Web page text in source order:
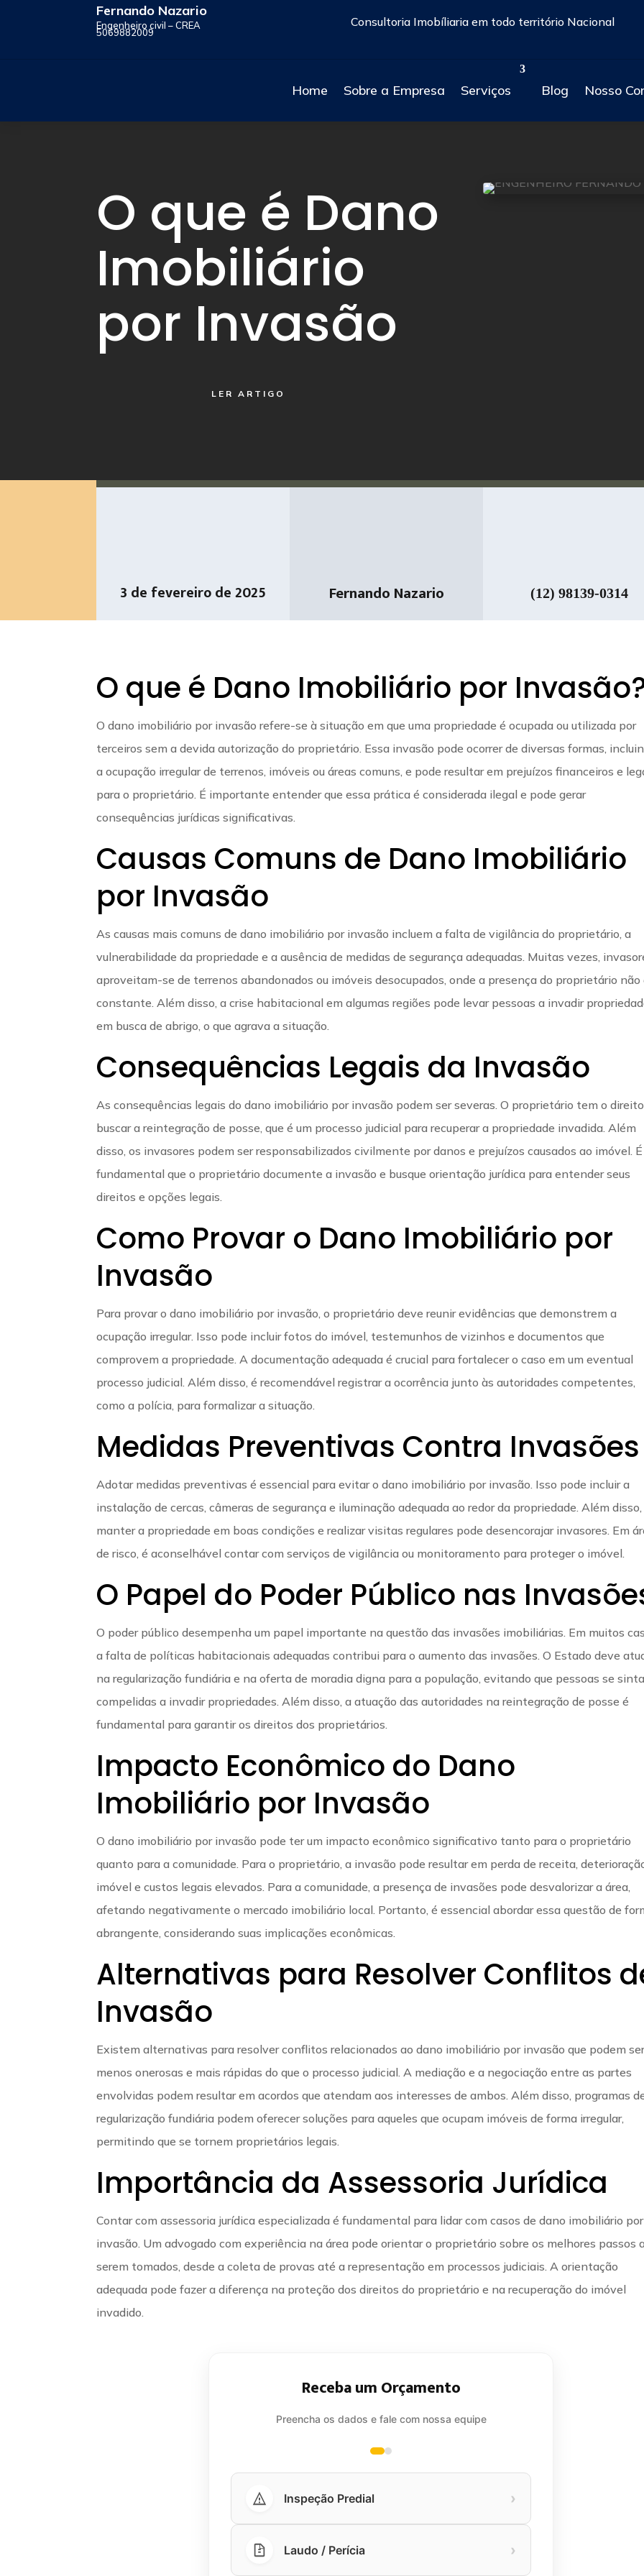
Fernando Nazario
Engenheiro civil – CREA
5069882009
Consultoria Imobíliaria em todo território Nacional
Home Sobre a Empresa Serviços Blog Nosso
O que é Dano
Imobiliário
por Invasão
LER ARTIGO
3 de fevereiro de 2025 Fernando Nazario (12) 98139-0314
O que é Dano Imobiliário por
O dano imobiliário por invasão refere-se à situação em que uma propriedade é ocupada ou utilizada por
terceiros sem a devida autorização do proprietário. Essa invasão pode ocorrer de diversas formas,
a ocupação irregular de terrenos, imóveis ou áreas comuns, e pode resultar em prejuízos financeiros e
para o proprietário. É importante entender que essa prática é considerada ilegal e pode gerar
consequências jurídicas significativas.
Causas Comuns de Dano Imobiliário
por Invasão
As causas mais comuns de dano imobiliário por invasão incluem a falta de vigilância do proprietário, a
vulnerabilidade da propriedade e a ausência de medidas de segurança adequadas. Muitas vezes,
aproveitam-se de terrenos abandonados ou imóveis desocupados, onde a presença do proprietário não
constante. Além disso, a crise habitacional em algumas regiões pode levar pessoas a invadir
em busca de abrigo, o que agrava a situação.
Consequências Legais da Invasão
As consequências legais do dano imobiliário por invasão podem ser severas. O proprietário tem o
buscar a reintegração de posse, que é um processo judicial para recuperar a propriedade invadida. Além
disso, os invasores podem ser responsabilizados civilmente por danos e prejuízos causados ao imóvel. É
fundamental que o proprietário documente a invasão e busque orientação jurídica para entender seus
direitos e opções legais.
Como Provar o Dano Imobiliário por
Invasão
Para provar o dano imobiliário por invasão, o proprietário deve reunir evidências que demonstrem a
ocupação irregular. Isso pode incluir fotos do imóvel, testemunhos de vizinhos e documentos que
comprovem a propriedade. A documentação adequada é crucial para fortalecer o caso em um eventual
processo judicial. Além disso, é recomendável registrar a ocorrência junto às autoridades competentes,
como a polícia, para formalizar a situação.
Medidas Preventivas Contra Invasões
Adotar medidas preventivas é essencial para evitar o dano imobiliário por invasão. Isso pode incluir a
instalação de cercas, câmeras de segurança e iluminação adequada ao redor da propriedade. Além disso,
manter a propriedade em boas condições e realizar visitas regulares pode desencorajar invasores. Em
de risco, é aconselhável contar com serviços de vigilância ou monitoramento para proteger o imóvel.
O Papel do Poder Público nas
O poder público desempenha um papel importante na questão das invasões imobiliárias. Em muitos
a falta de políticas habitacionais adequadas contribui para o aumento das invasões. O Estado deve
na regularização fundiária e na oferta de moradia digna para a população, evitando que pessoas se
compelidas a invadir propriedades. Além disso, a atuação das autoridades na reintegração de posse é
fundamental para garantir os direitos dos proprietários.
Impacto Econômico do Dano
Imobiliário por Invasão
O dano imobiliário por invasão pode ter um impacto econômico significativo tanto para o proprietário
quanto para a comunidade. Para o proprietário, a invasão pode resultar em perda de receita,
imóvel e custos legais elevados. Para a comunidade, a presença de invasões pode desvalorizar a área,
afetando negativamente o mercado imobiliário local. Portanto, é essencial abordar essa questão de
abrangente, considerando suas implicações econômicas.
Alternativas para Resolver Conflitos
Invasão
Existem alternativas para resolver conflitos relacionados ao dano imobiliário por invasão que podem
menos onerosas e mais rápidas do que o processo judicial. A mediação e a negociação entre as partes
envolvidas podem resultar em acordos que atendam aos interesses de ambos. Além disso, programas
regularização fundiária podem oferecer soluções para aqueles que ocupam imóveis de forma irregular,
permitindo que se tornem proprietários legais.
Importância da Assessoria Jurídica
Contar com assessoria jurídica especializada é fundamental para lidar com casos de dano imobiliário por
invasão. Um advogado com experiência na área pode orientar o proprietário sobre os melhores passos
serem tomados, desde a coleta de provas até a representação em processos judiciais. A orientação
adequada pode fazer a diferença na proteção dos direitos do proprietário e na recuperação do imóvel
invadido.
Receba um Orçamento
Preencha os dados e fale com nossa equipe
Inspeção Predial ›
Laudo / Perícia ›